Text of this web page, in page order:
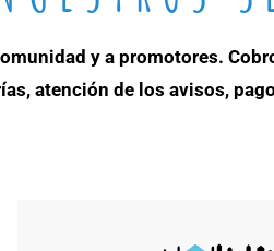
y a promotores.
atención de los avisos,